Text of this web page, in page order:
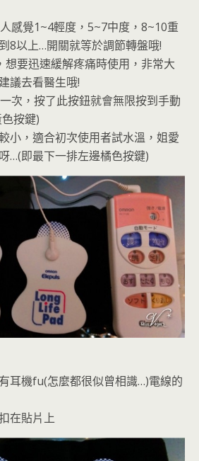
感覺1~4輕度，5~7中度，8~10重
8以上…開關就等於調節轉盤哦!
想要迅速緩解疼痛時使用，非常大
議去看醫生哦!
次，按了此按鈕就會無限按到手動
按鍵)
小，適合初次使用者試水溫，姐愛
…(即最下一排左邊橘色按鍵)
耳機fu(怎麼都很似曾相識…)電線的
在貼片上